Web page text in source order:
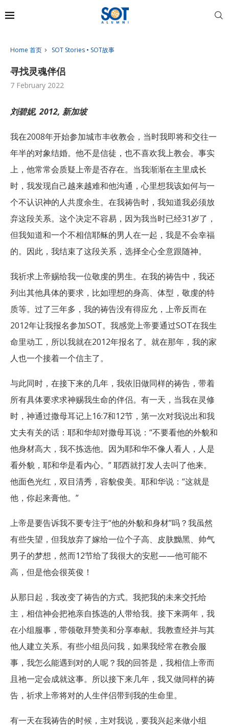
Home 首页 SOT Stories • SOT故事
寻找灵魂伴侣
7 February 2022
刘碧妮, 2012, 新加坡
我在2008年开始参加城市丰收教会，当时我即将和交往一
年半的对象结婚。他不是信徒，也不喜欢我上教会。事实
上，他常常会质疑上帝是否存在。当我渐渐在主里成长
时，我发现自己越来越难和他沟通，心里想我该如何与一
个不认识神的人共度余生。在我祷告时，我知道我必须放
弃这段关系。这个决定不容易，因为我当时已经31岁了，
但我知道和一个不相信耶稣的男人在一起，我是不会幸福
的。因此，我结束了这段关系，选择全心全意跟随神。
我祈求上帝赐给我一位敬虔的男生。在我的祷告中，我还
列出其他具体的要求，比如理想的身高、体型，敬虔的特
质等。过了三年多，我的祷告没有得应允，上帝反而在
2012年让我报名参加SOT。我感觉上帝要通过SOT在我生
命里动工，所以我就在2012年报名了。就在那年，我的家
人也一个接着一个信主了。
与此同时，在接下来的几年，我依旧做同样的祷告，带着
所有具体要求求神赐我生命的伴侣。有一天，当我在灵修
时，神通过撒母耳记上16:7和12节，第一次对我说出和我
丈夫有关的话：耶和华却对撒母耳说：“不要看他的外貌和
他身材高大，我不拣选他。因为耶和华不像人看人，人是
看外貌，耶和华是看内心。” 耶西就打发人去叫了他来。
他面色光红，双目清秀，容貌俊美。耶和华说：“这就是
他，你起来膏他。”
上帝是要告诉我不要专注于“他的外貌和身材”吗？我虽然
有些失望，但我放弃了嫁给一位个子高、皮肤黝黑、帅气
男子的梦想，然而12节给了我很大的安慰——他可能不
高，但是他会很英俊！
从那日起，我改变了祷告的方式。我把我的未来交托给
主，相信神会把祂亲自拣选的人带给我。接下来两年，我
在小组服事，带领敬拜赞美和分享奉献。我教查经并与其
他人建立关系。有些小组员问我，如果我经常在教会服
事，我怎么能遇到对的人呢？我的回答是，我相信上帝而
且祂一定会成就这事。所以接下来几年，我又做同样的祷
告，祈求上帝将对的人生伴侣带到我的生命里。
有一天在我祷告的时候，主对我说，要我兴起来做小组